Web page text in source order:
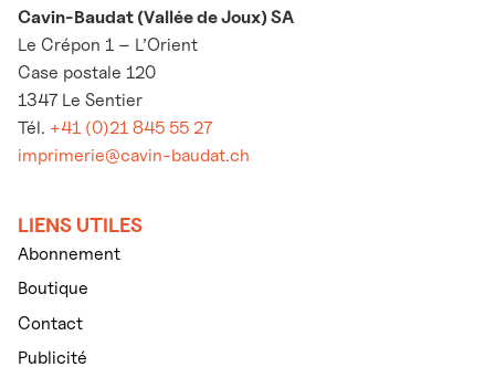
Cavin-Baudat (Vallée de Joux) SA
Le Crépon 1 – L’Orient
Case postale 120
1347 Le Sentier
Tél. +41 (0)21 845 55 27
imprimerie@cavin-baudat.ch
LIENS UTILES
Abonnement
Boutique
Contact
Publicité